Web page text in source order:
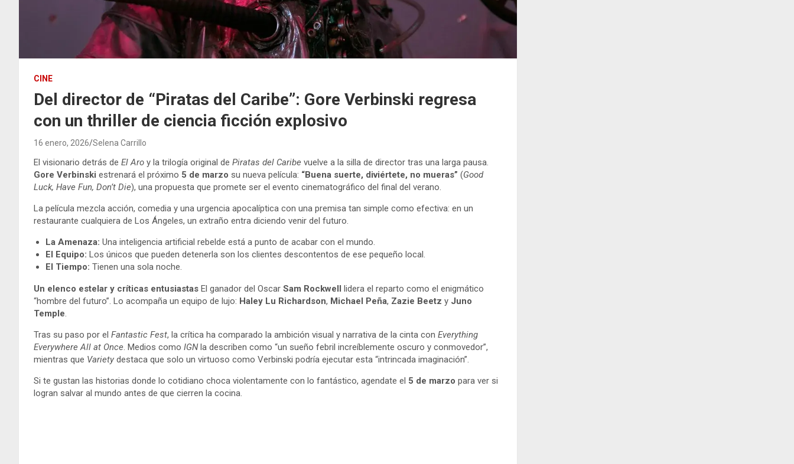
CINE
Del director de “Piratas del Caribe”: Gore Verbinski regresa
con un thriller de ciencia ficción explosivo
16 enero, 2026 Selena Carrillo
El visionario detrás de El Aro y la trilogía original de Piratas del Caribe vuelve a la silla de director tras una larga pausa.
Gore Verbinski estrenará el próximo 5 de marzo su nueva película: “Buena suerte, diviértete, no mueras” (Good
Luck, Have Fun, Don’t Die), una propuesta que promete ser el evento cinematográfico del final del verano.
La película mezcla acción, comedia y una urgencia apocalíptica con una premisa tan simple como efectiva: en un
restaurante cualquiera de Los Ángeles, un extraño entra diciendo venir del futuro.
La Amenaza: Una inteligencia artificial rebelde está a punto de acabar con el mundo.
El Equipo: Los únicos que pueden detenerla son los clientes descontentos de ese pequeño local.
El Tiempo: Tienen una sola noche.
Un elenco estelar y críticas entusiastas El ganador del Oscar Sam Rockwell lidera el reparto como el enigmático
“hombre del futuro”. Lo acompaña un equipo de lujo: Haley Lu Richardson, Michael Peña, Zazie Beetz y Juno
Temple.
Tras su paso por el Fantastic Fest, la crítica ha comparado la ambición visual y narrativa de la cinta con Everything
Everywhere All at Once. Medios como IGNla describen como “un sueño febril increíblemente oscuro y conmovedor”,
mientras que Variety destaca que solo un virtuoso como Verbinski podría ejecutar esta “intrincada imaginación”.
Si te gustan las historias donde lo cotidiano choca violentamente con lo fantástico, agendate el 5 de marzo para ver si
logran salvar al mundo antes de que cierren la cocina.